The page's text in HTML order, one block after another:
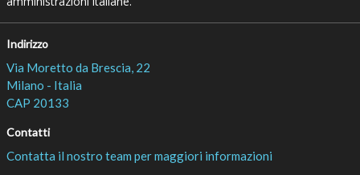
Indirizzo
Via Moretto da Brescia, 22
Milano - Italia
CAP 20133
Contatti
Contatta il nostro team per maggiori informazioni